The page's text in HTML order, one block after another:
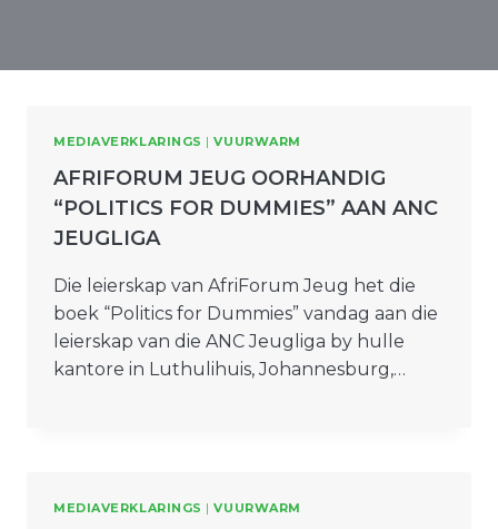
MEDIAVERKLARINGS |VUURWARM
AFRIFORUM JEUG OORHANDIG
“POLITICS FOR DUMMIES” AAN ANC
JEUGLIGA
Die leierskap van AfriForum Jeug het die
boek “Politics for Dummies” vandag aan die
leierskap van die ANC Jeugliga by hulle
kantore in Luthulihuis, Johannesburg,…
MEDIAVERKLARINGS |VUURWARM